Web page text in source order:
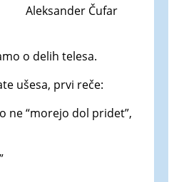
Aleksander Čufar
o delih telesa.
ušesa, prvi reče:
ne “morejo dol pridet”,